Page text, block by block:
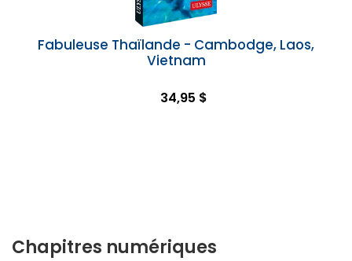
Fabuleuse Thaïlande - Cambodge, Laos,
Vietnam
34,95 $
Chapitres numériques